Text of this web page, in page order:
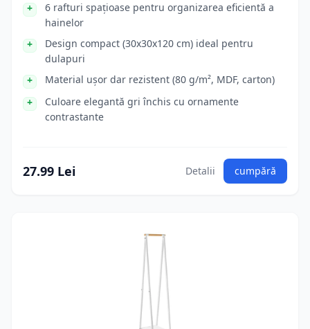
6 rafturi spațioase pentru organizarea eficientă a
hainelor
Design compact (30x30x120 cm) ideal pentru
dulapuri
Material ușor dar rezistent (80 g/m², MDF, carton)
Culoare elegantă gri închis cu ornamente
contrastante
27.99 Lei Detalii cumpără